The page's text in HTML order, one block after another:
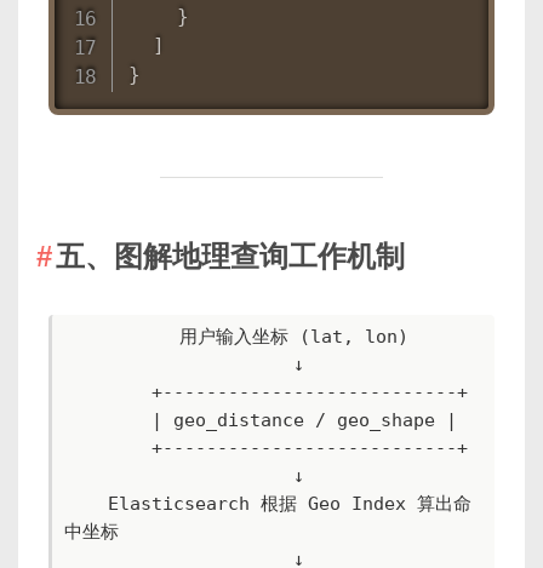
}
]
}
五、图解地理查询工作机制
中坐标